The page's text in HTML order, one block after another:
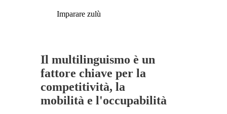
Imparare zulù
Il multilinguismo è un
fattore chiave per la
competitività, la
mobilità e l'occupabilità